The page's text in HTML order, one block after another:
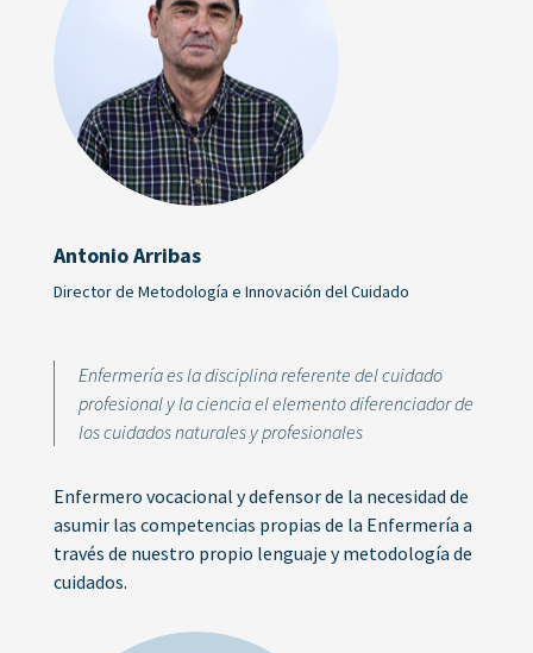
Antonio Arribas
Director de Metodología e Innovación del Cuidado
Enfermería es la disciplina referente del cuidado
profesional y la ciencia el elemento diferenciador de
los cuidados naturales y profesionales
Enfermero vocacional y defensor de la necesidad de
asumir las competencias propias de la Enfermería a
través de nuestro propio lenguaje y metodología de
cuidados.